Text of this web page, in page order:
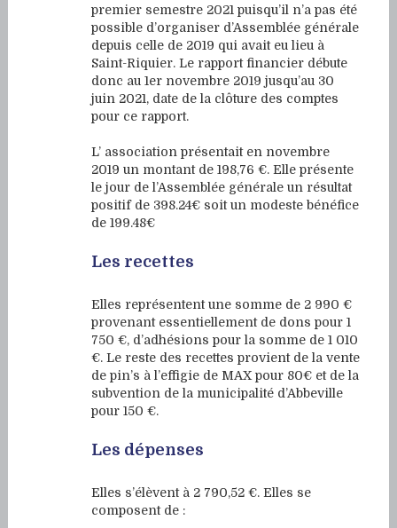
premier semestre 2021 puisqu’il n’a pas été
possible d’organiser d’Assemblée générale
depuis celle de 2019 qui avait eu lieu à
Saint-Riquier. Le rapport financier débute
donc au 1er novembre 2019 jusqu’au 30
juin 2021, date de la clôture des comptes
pour ce rapport.
L’ association présentait en novembre
2019 un montant de 198,76 €. Elle présente
le jour de l’Assemblée générale un résultat
positif de 398.24€ soit un modeste bénéfice
de 199.48€
Les recettes
Elles représentent une somme de 2 990 €
provenant essentiellement de dons pour 1
750 €, d’adhésions pour la somme de 1 010
€. Le reste des recettes provient de la vente
de pin’s à l’effigie de MAX pour 80€ et de la
subvention de la municipalité d’Abbeville
pour 150 €.
Les dépenses
Elles s’élèvent à 2 790,52 €. Elles se
composent de :